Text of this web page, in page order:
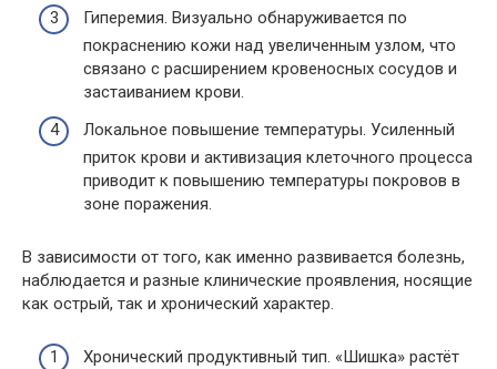
Гиперемия. Визуально обнаруживается по
покраснению кожи над увеличенным узлом, что
связано с расширением кровеносных сосудов и
застаиванием крови.
Локальное повышение температуры. Усиленный
приток крови и активизация клеточного процесса
приводит к повышению температуры покровов в
зоне поражения.
В зависимости от того, как именно развивается болезнь,
наблюдается и разные клинические проявления, носящие
как острый, так и хронический характер.
Хронический продуктивный тип. «Шишка» растёт